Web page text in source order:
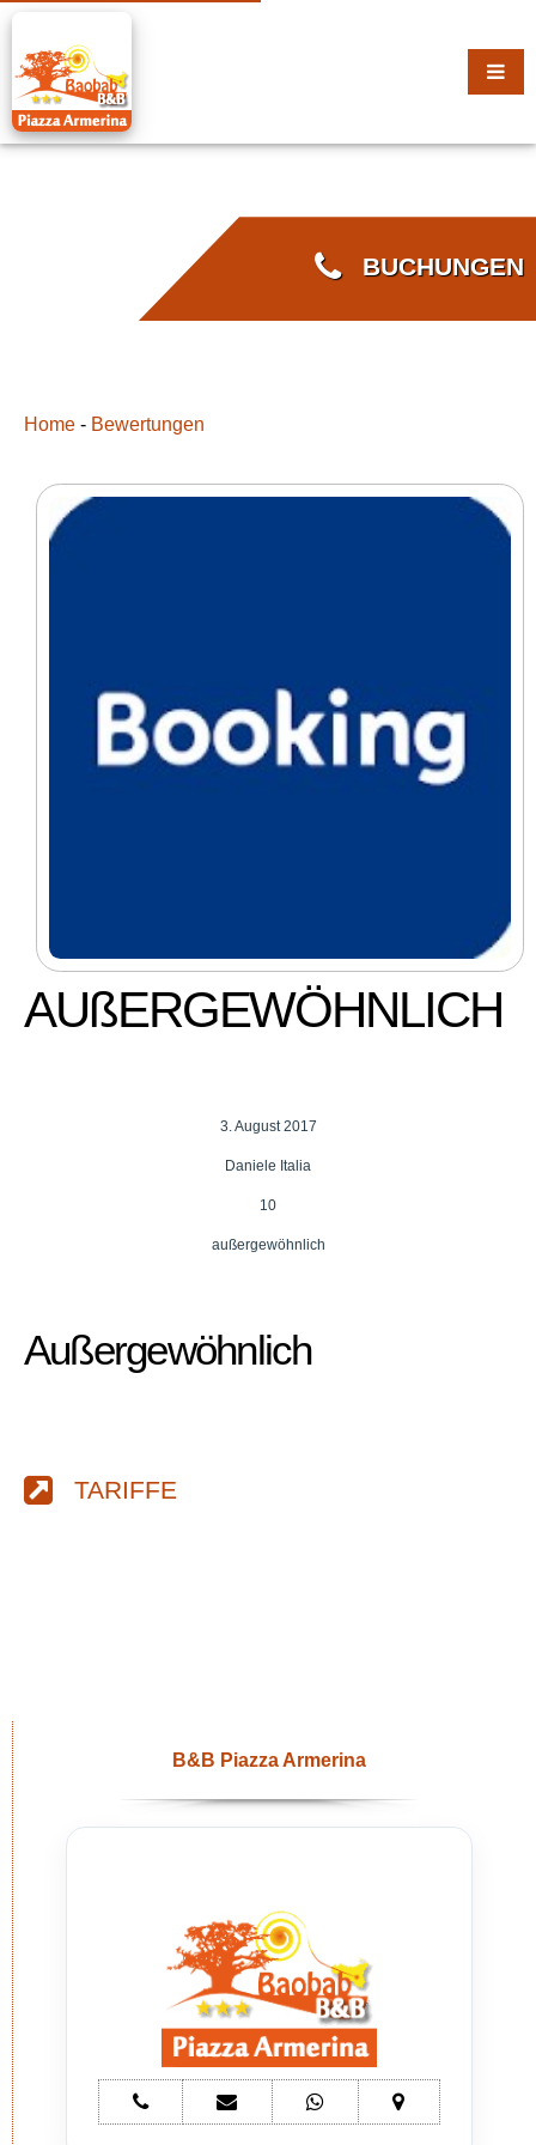
BUCHUNGEN
Home - Bewertungen
AUßERGEWÖHNLICH
3. August 2017
Daniele Italia
10
außergewöhnlich
Außergewöhnlich
TARIFFE
B&B Piazza Armerina
telefono
Bed
e-
mail
whatsapp
Bed
mappa
Bed